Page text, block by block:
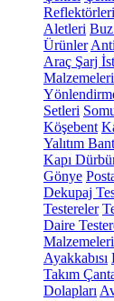
Reflektörleri
Aletleri Buz
Ürünler
Araç Şarj
Malzemeleri
Setleri
Köşebent
Yalıtım
Kapı
Gönye
Dekupaj
Testereler
Daire
Malzemeleri
Ayakkabısı
Takım
Dolapları